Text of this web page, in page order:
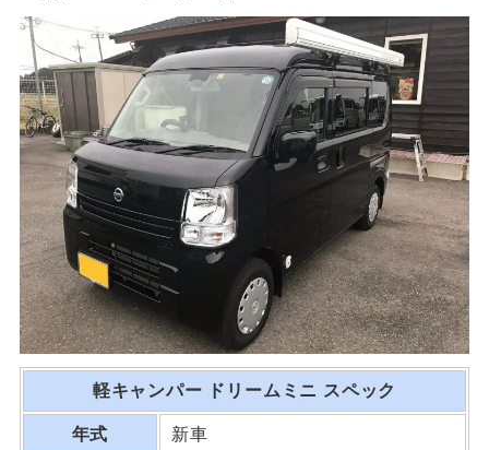
軽キャンパー ドリームミニ スペック
年式 新車